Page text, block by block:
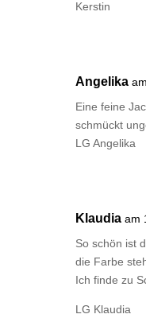
Kerstin
Angelika
Eine feine
schmückt
LG Angelika
Klaudia am
So schön ist
die Farbe
Ich finde zu
LG Klaudia